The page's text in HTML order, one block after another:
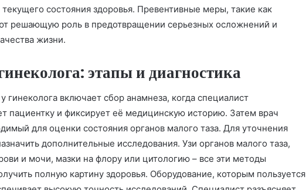
текущего состояния здоровья. Превентивные меры, такие как
решающую роль в предотвращении серьезных осложнений и
жизни.
этапы и диагностика
гинеколога включает сбор анамнеза, когда специалист
пациентку и фиксирует её медицинскую историю. Затем врач
для оценки состояния органов малого таза. Для уточнения
дополнительные исследования. Узи органов малого таза,
и мочи, мазки на флору или цитологию – все эти методы
полную картину здоровья. Оборудование, которым пользуется